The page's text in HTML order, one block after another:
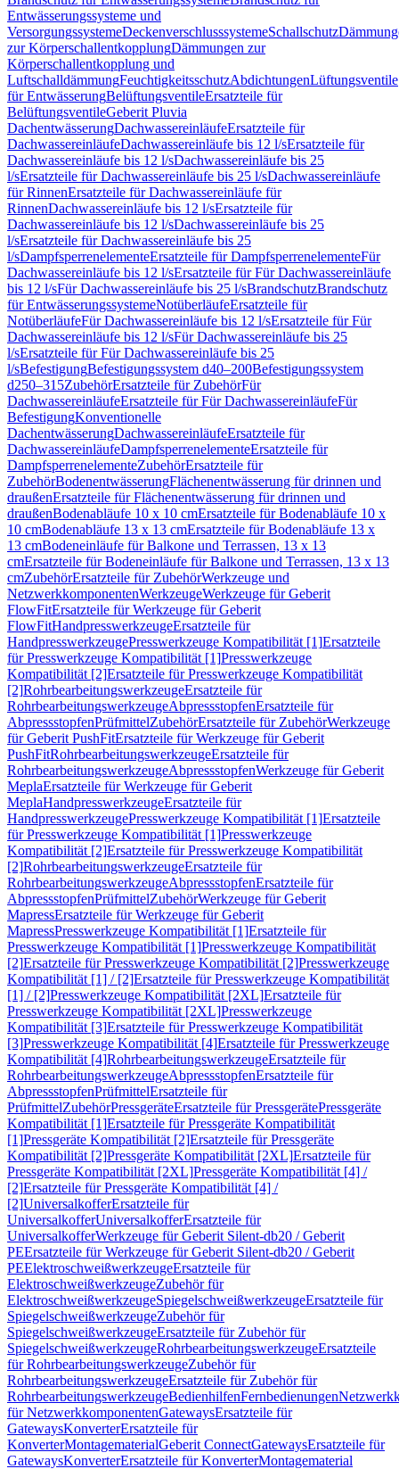
Entwässerungssysteme und
VersorgungssystemeDeckenverschlusssystemeSchallschutz
zur KörperschallentkopplungDämmungen zur
Körperschallentkopplung und
LuftschalldämmungFeuchtigkeitsschutzAbdichtungenLüftungsventile
für EntwässerungBelüftungsventileErsatzteile für
BelüftungsventileGeberit Pluvia
DachentwässerungDachwassereinläufeErsatzteile für
DachwassereinläufeDachwassereinläufe bis 12 l/sErsatzteile für
Dachwassereinläufe bis 12 l/sDachwassereinläufe bis 25
l/sErsatzteile für Dachwassereinläufe bis 25 l/sDachwassereinläufe
für RinnenErsatzteile für Dachwassereinläufe für
RinnenDachwassereinläufe bis 12 l/sErsatzteile für
Dachwassereinläufe bis 12 l/sDachwassereinläufe bis 25
l/sErsatzteile für Dachwassereinläufe bis 25
l/sDampfsperrenelementeErsatzteile für DampfsperrenelementeFür
Dachwassereinläufe bis 12 l/sErsatzteile für Für Dachwassereinläufe
bis 12 l/sFür Dachwassereinläufe bis 25 l/sBrandschutzBrandschutz
für EntwässerungssystemeNotüberläufeErsatzteile für
NotüberläufeFür Dachwassereinläufe bis 12 l/sErsatzteile für Für
Dachwassereinläufe bis 12 l/sFür Dachwassereinläufe bis 25
l/sErsatzteile für Für Dachwassereinläufe bis 25
l/sBefestigungBefestigungssystem d40–200Befestigungssystem
d250–315ZubehörErsatzteile für ZubehörFür
DachwassereinläufeErsatzteile für Für DachwassereinläufeFür
BefestigungKonventionelle
DachentwässerungDachwassereinläufeErsatzteile für
DachwassereinläufeDampfsperrenelementeErsatzteile für
DampfsperrenelementeZubehörErsatzteile für
ZubehörBodenentwässerungFlächenentwässerung für drinnen und
draußenErsatzteile für Flächenentwässerung für drinnen und
draußenBodenabläufe 10 x 10 cmErsatzteile für Bodenabläufe 10 x
10 cmBodenabläufe 13 x 13 cmErsatzteile für Bodenabläufe 13 x
13 cmBodeneinläufe für Balkone und Terrassen, 13 x 13
cmErsatzteile für Bodeneinläufe für Balkone und Terrassen, 13 x 13
cmZubehörErsatzteile für ZubehörWerkzeuge und
NetzwerkkomponentenWerkzeugeWerkzeuge für Geberit
FlowFitErsatzteile für Werkzeuge für Geberit
FlowFitHandpresswerkzeugeErsatzteile für
HandpresswerkzeugePresswerkzeuge Kompatibilität [1]Ersatzteile
für Presswerkzeuge Kompatibilität [1]Presswerkzeuge
Kompatibilität [2]Ersatzteile für Presswerkzeuge Kompatibilität
[2]RohrbearbeitungswerkzeugeErsatzteile für
RohrbearbeitungswerkzeugeAbpressstopfenErsatzteile für
AbpressstopfenPrüfmittelZubehörErsatzteile für ZubehörWerkzeuge
für Geberit PushFitErsatzteile für Werkzeuge für Geberit
PushFitRohrbearbeitungswerkzeugeErsatzteile für
RohrbearbeitungswerkzeugeAbpressstopfenWerkzeuge für Geberit
MeplaErsatzteile für Werkzeuge für Geberit
MeplaHandpresswerkzeugeErsatzteile für
HandpresswerkzeugePresswerkzeuge Kompatibilität [1]Ersatzteile
für Presswerkzeuge Kompatibilität [1]Presswerkzeuge
Kompatibilität [2]Ersatzteile für Presswerkzeuge Kompatibilität
[2]RohrbearbeitungswerkzeugeErsatzteile für
RohrbearbeitungswerkzeugeAbpressstopfenErsatzteile für
AbpressstopfenPrüfmittelZubehörWerkzeuge für Geberit
MapressErsatzteile für Werkzeuge für Geberit
MapressPresswerkzeuge Kompatibilität [1]Ersatzteile für
Presswerkzeuge Kompatibilität [1]Presswerkzeuge Kompatibilität
[2]Ersatzteile für Presswerkzeuge Kompatibilität [2]Presswerkzeuge
Kompatibilität [1] / [2]Ersatzteile für Presswerkzeuge Kompatibilität
[1] / [2]Presswerkzeuge Kompatibilität [2XL]Ersatzteile für
Presswerkzeuge Kompatibilität [2XL]Presswerkzeuge
Kompatibilität [3]Ersatzteile für Presswerkzeuge Kompatibilität
[3]Presswerkzeuge Kompatibilität [4]Ersatzteile für Presswerkzeuge
Kompatibilität [4]RohrbearbeitungswerkzeugeErsatzteile für
RohrbearbeitungswerkzeugeAbpressstopfenErsatzteile für
AbpressstopfenPrüfmittelErsatzteile für
PrüfmittelZubehörPressgeräteErsatzteile für PressgerätePressgeräte
Kompatibilität [1]Ersatzteile für Pressgeräte Kompatibilität
[1]Pressgeräte Kompatibilität [2]Ersatzteile für Pressgeräte
Kompatibilität [2]Pressgeräte Kompatibilität [2XL]Ersatzteile für
Pressgeräte Kompatibilität [2XL]Pressgeräte Kompatibilität [4] /
[2]Ersatzteile für Pressgeräte Kompatibilität [4] /
[2]UniversalkofferErsatzteile für
UniversalkofferUniversalkofferErsatzteile für
UniversalkofferWerkzeuge für Geberit Silent-db20 / Geberit
PEErsatzteile für Werkzeuge für Geberit Silent-db20 / Geberit
PEElektroschweißwerkzeugeErsatzteile für
ElektroschweißwerkzeugeZubehör für
ElektroschweißwerkzeugeSpiegelschweißwerkzeugeErsatzteile für
SpiegelschweißwerkzeugeZubehör für
SpiegelschweißwerkzeugeErsatzteile für Zubehör für
SpiegelschweißwerkzeugeRohrbearbeitungswerkzeugeErsatzteile
für RohrbearbeitungswerkzeugeZubehör für
RohrbearbeitungswerkzeugeErsatzteile für Zubehör für
RohrbearbeitungswerkzeugeBedienhilfenFernbedienungen
für NetzwerkkomponentenGatewaysErsatzteile für
GatewaysKonverterErsatzteile für
KonverterMontagematerialGeberit ConnectGatewaysErsatzteile für
GatewaysKonverterErsatzteile für KonverterMontagematerial